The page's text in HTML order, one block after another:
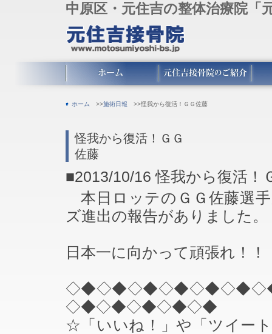
中原区・元住吉の整体治療院「
ホーム >>施術日報 >>怪我から復活！ＧＧ佐藤
怪我から復活！ＧＧ
佐藤
■2013/10/16 怪我から復活！
本日ロッテのＧＧ佐藤選
ズ進出の報告がありました。
日本一に向かって頑張れ！
◇◆◇◆◇◆◇◆◇◆
☆「いいね！」や「ツイー